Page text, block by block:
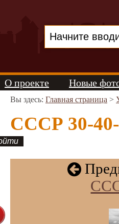
О проекте Новые
Вы здесь: Главная страница >
СССР 30-40-